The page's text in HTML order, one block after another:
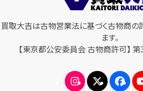
買取大吉は古物営業法に基づく古物商の
ます。
【東京都公安委員会 古物商許可】